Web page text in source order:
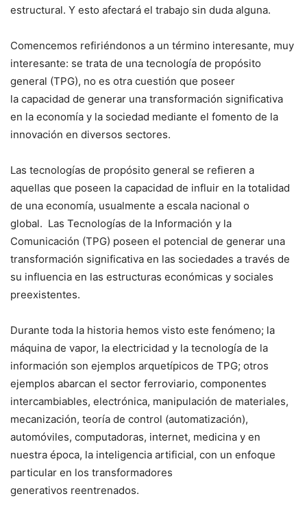
estructural. Y esto afectará el trabajo sin duda alguna.
Comencemos refiriéndonos a un término interesante, muy
interesante: se trata de una tecnología de propósito
general (TPG), no es otra cuestión que poseer
la capacidad de generar una transformación significativa
en la economía y la sociedad mediante el fomento de la
innovación en diversos sectores.
Las tecnologías de propósito general se refieren a
aquellas que poseen la capacidad de influir en la totalidad
de una economía, usualmente a escala nacional o
global. Las Tecnologías de la Información y la
Comunicación (TPG) poseen el potencial de generar una
transformación significativa en las sociedades a través de
su influencia en las estructuras económicas y sociales
preexistentes.
Durante toda la historia hemos visto este fenómeno; la
máquina de vapor, la electricidad y la tecnología de la
información son ejemplos arquetípicos de TPG; otros
ejemplos abarcan el sector ferroviario, componentes
intercambiables, electrónica, manipulación de materiales,
mecanización, teoría de control (automatización),
automóviles, computadoras, internet, medicina y en
nuestra época, la inteligencia artificial, con un enfoque
particular en los transformadores
generativos reentrenados.